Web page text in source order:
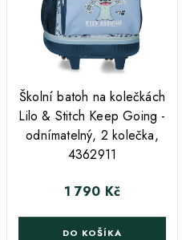
Školní batoh na kolečkách
Lilo & Stitch Keep Going -
odnímatelný, 2 kolečka,
4362911
Cena
1 790 Kč
DO KOŠÍKA